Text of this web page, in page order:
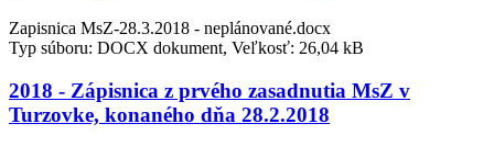
Zapisnica MsZ-28.3.2018 - neplánované.docx
Typ súboru: DOCX dokument, Veľkosť: 26,04 kB
2018 - Zápisnica z prvého zasadnutia MsZ v
Turzovke, konaného dňa 28.2.2018